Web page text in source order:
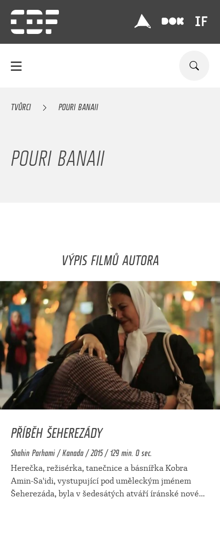
TVŮRCI POURI BANAII
POURI BANAII
VÝPIS FILMŮ AUTORA
PŘÍBĚH ŠEHEREZÁDY
Shahin Parhami / Kanada / 2015 / 129 min. 0 sec.
Herečka, režisérka, tanečnice a básnířka Kobra
Amin-Sa'idi, vystupující pod uměleckým jménem
Šeherezáda, byla v šedesátých atváří íránské nové...